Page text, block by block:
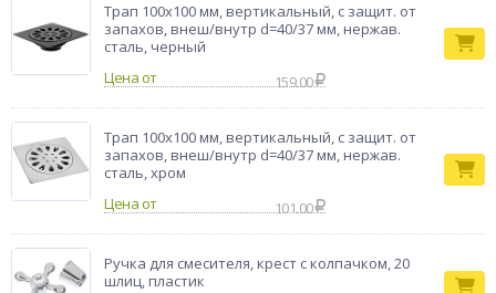
Трап 100х100 мм, вертикальный, с защит. от
запахов, внеш/внутр d=40/37 мм, нержав.
сталь, черный
Цена от
159.00
Трап 100х100 мм, вертикальный, с защит. от
запахов, внеш/внутр d=40/37 мм, нержав.
сталь, хром
Цена от
101.00
Ручка для смесителя, крест с колпачком, 20
шлиц, пластик